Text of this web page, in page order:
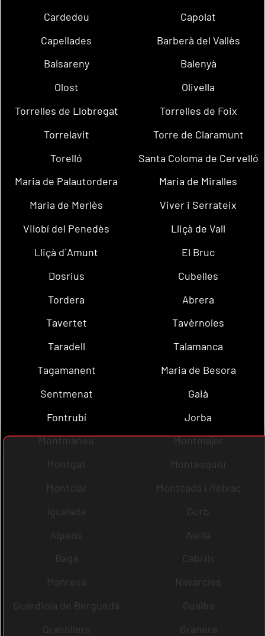
Cardedeu
Capolat
Capellades
Barberà del Vallès
Balsareny
Balenyà
Olost
Olivella
Torrelles de Llobregat
Torrelles de Foix
Torrelavit
Torre de Claramunt
Torelló
Santa Coloma de Cervelló
Maria de Palautordera
Maria de Miralles
Maria de Merlès
Viver i Serrateix
Vilobí del Penedès
Lliçà de Vall
Lliçà d´Amunt
El Bruc
Dosrius
Cubelles
Tordera
Abrera
Tavertet
Tavèrnoles
Taradell
Talamanca
Tagamanent
Maria de Besora
Sentmenat
Gaià
Fontrubí
Jorba
Montmaneu
Montmajor
Montgat
Montesquiu
Montclar
Montcada i Reixac
Igualada
Gurb
Alpens
Alella
Bagà
Cabrils
Manresa
Navarcles
Guardiola de Berguedà
Gualba
Granollers
Granera